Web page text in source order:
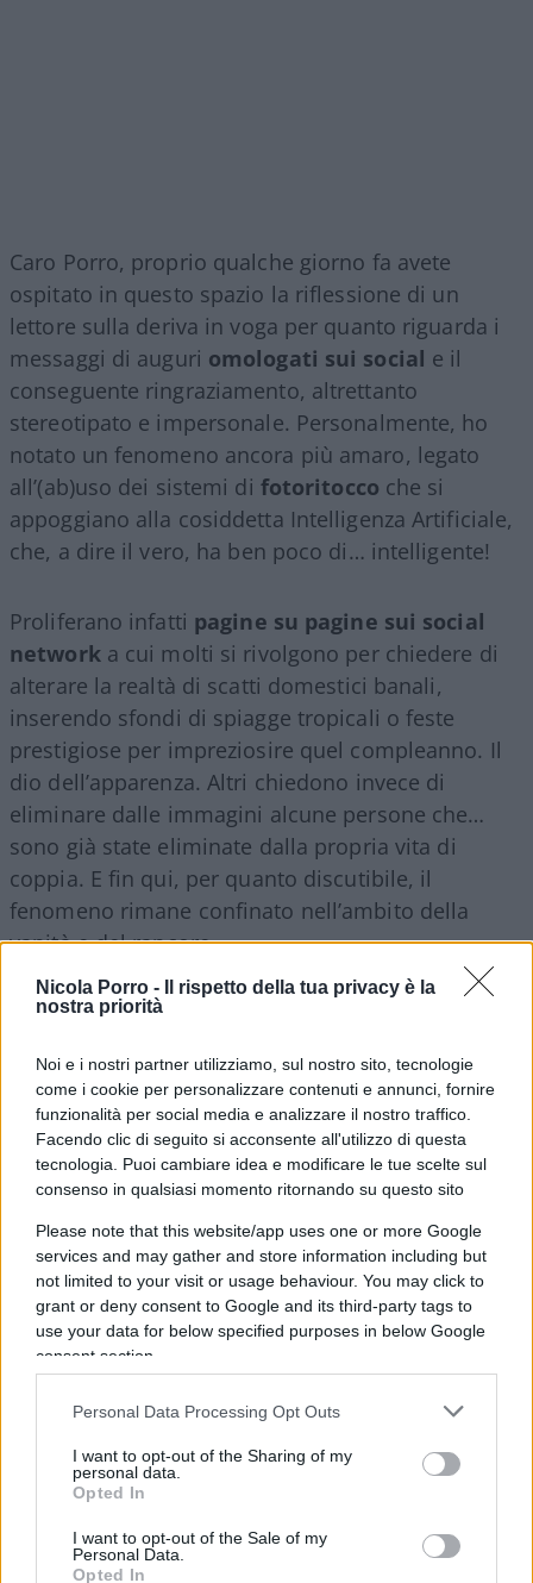
Nicola Porro -
Il rispetto della tua privacy è la
nostra priorità
Noi e i nostri partner utilizziamo, sul nostro sito, tecnologie
come i cookie per personalizzare contenuti e annunci, fornire
funzionalità per social media e analizzare il nostro traffico.
Facendo clic di seguito si acconsente all'utilizzo di questa
tecnologia. Puoi cambiare idea e modificare le tue scelte sul
consenso in qualsiasi momento ritornando su questo sito
Please note that this website/app uses one or more Google
services and may gather and store information including but
not limited to your visit or usage behaviour. You may click to
grant or deny consent to Google and its third-party tags to
use your data for below specified purposes in below Google
consent section.
Personal Data Processing Opt Outs
I want to opt-out of the Sharing of my
personal data.
Opted In
I want to opt-out of the Sale of my
Personal Data.
Opted In
Caro Porro, proprio qualche giorno fa avete
ospitato in questo spazio la riflessione di un
lettore sulla deriva in voga per quanto riguarda i
messaggi di auguri omologati sui social e il
conseguente ringraziamento, altrettanto
stereotipato e impersonale. Personalmente, ho
notato un fenomeno ancora più amaro, legato
all’(ab)uso dei sistemi di fotoritocco che si
appoggiano alla cosiddetta Intelligenza Artificiale,
che, a dire il vero, ha ben poco di… intelligente!
Proliferano infatti pagine su pagine sui social
networka cui molti si rivolgono per chiedere di
alterare la realtà di scatti domestici banali,
inserendo sfondi di spiagge tropicali o feste
prestigiose per impreziosire quel compleanno. Il
dio dell’apparenza. Altri chiedono invece di
eliminare dalle immagini alcune persone che…
sono già state eliminate dalla propria vita di
coppia. E fin qui, per quanto discutibile, il
fenomeno rimane confinato nell’ambito della
vanità e del rancore.
Il verobaratrosi raggiunge quando la richiesta di
manipolazione invade il ricordo di chi non c’è più.
Emerge allora una totale mancanza di sensibilità e
all’algoritmo di mostrare come sarebbe stato da
adulto un bimbo scomparso in tenera età, o
addirittura di apportare alterazioni estetiche al
ritratto di un genitore, specificando con molta